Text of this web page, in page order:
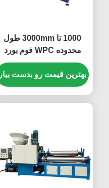
1000 تا 3000mm طول
محدوده WPC فوم بورد
ماشین آبی یا هر چیزی که
شما می خواهید طراحی
شده برای ثبات و عملیات
بهترین قیمت رو بدست بیار